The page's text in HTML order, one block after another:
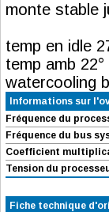
monte stable
temp en idle
temp amb 22°
watercooling
Informations sur
Fréquence du
Fréquence du bus
Coefficient
Tension du
Fiche technique